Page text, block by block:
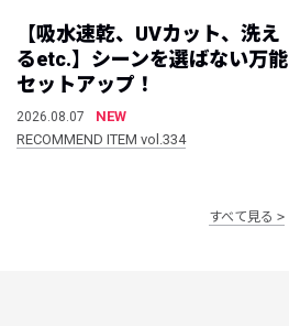
【吸水速乾、UVカット、洗え
るetc.】シーンを選ばない万能
セットアップ！
2026.08.07
NEW
RECOMMEND ITEM vol.334
すべて見る